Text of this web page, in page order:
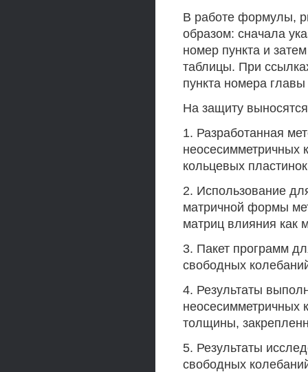
В работе формулы,
образом: сначала
номер пункта и
таблицы. При
пункта номера
На защиту
1. Разработанная
неосесимметричных
кольцевых
2. Использование
матричной формы
матриц влияния как
3. Пакет программ
свободных
4. Результаты
неосесимметричных
толщины,
5. Результаты
свободных